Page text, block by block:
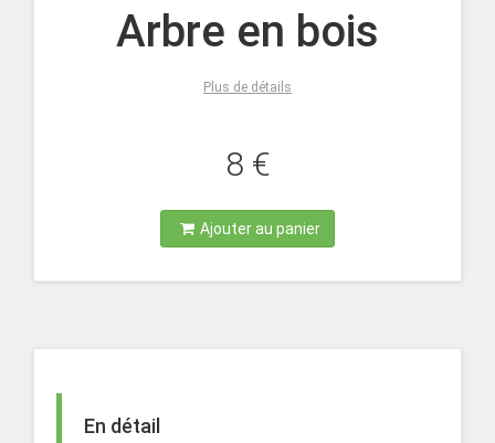
Arbre en bois
Plus de détails
8 €
Ajouter au panier
En détail